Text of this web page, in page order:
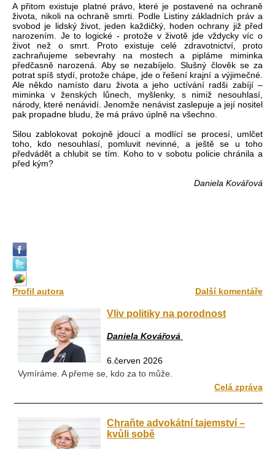
A přitom existuje platné právo, které je postavené na ochraně
života, nikoli na ochraně smrti. Podle Listiny základních práv a
svobod je lidský život, jeden každičký, hoden ochrany již před
narozením. Je to logické - protože v životě jde vždycky víc o
život než o smrt. Proto existuje celé zdravotnictví, proto
zachraňujeme sebevrahy na mostech a pipláme miminka
předčasně narozená. Aby se nezabíjelo. Slušný člověk se za
potrat spíš stydí, protože chápe, jde o řešení krajní a výjimečné.
Ale někdo namísto daru života a jeho uctívání radši zabíjí –
miminka v ženských lůnech, myšlenky, s nimiž nesouhlasí,
národy, které nenávidí. Jenomže nenávist zaslepuje a její nositel
pak propadne bludu, že má právo úplně na všechno.
Silou zablokovat pokojně jdoucí a modlící se procesí, umlčet
toho, kdo nesouhlasí, pomluvit nevinné, a ještě se u toho
předvádět a chlubit se tím. Koho to v sobotu policie chránila a
před kým?
Daniela Kovářová
Profil autora Další komentáře
Vliv politiky na porodnost
Daniela Kovářová
6.červen 2026
Vymíráme. A přeme se, kdo za to může.
Celá zpráva
Chraňte advokátní tajemství –
kvůli sobě